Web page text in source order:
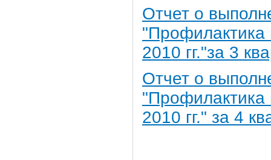
Отчет о
"Профилактика
2010 гг."за 3
Отчет о
"Профилактика
2010 гг." за 4